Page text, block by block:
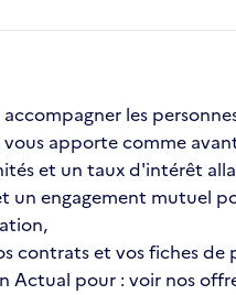
les
apporte comme
et un taux d'intérêt
un engagement mutuel
contrats et vos fiches de
Actual pour : voir nos